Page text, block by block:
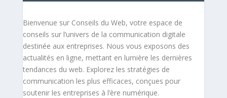
Bienvenue sur Conseils du Web, votre espace de
conseils sur l’univers de la communication digitale
destinée aux entreprises. Nous vous exposons des
actualités en ligne, mettant en lumière les dernières
tendances du web. Explorez les stratégies de
communication les plus efficaces, conçues pour
soutenir les entreprises à l’ère numérique.